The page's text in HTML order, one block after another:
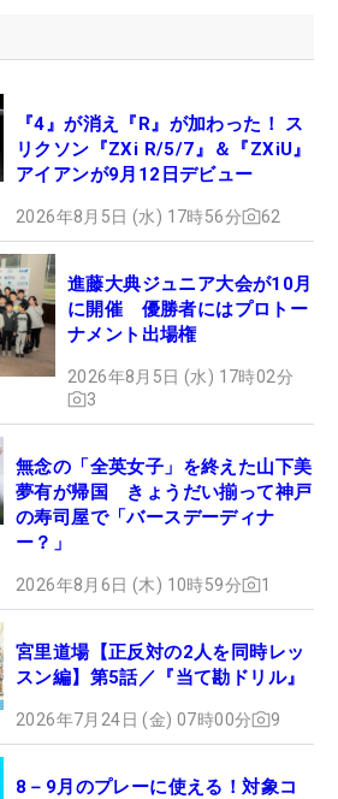
『4』が消え『R』が加わった！ ス
リクソン『ZXi R/5/7』＆『ZXiU』
アイアンが9月12日デビュー
2026年8月5日 (水) 17時56分 62
進藤大典ジュニア大会が10月
に開催 優勝者にはプロトー
ナメント出場権
2026年8月5日 (水) 17時02分
3
無念の「全英女子」を終えた山下美
夢有が帰国 きょうだい揃って神戸
の寿司屋で「バースデーディナ
ー？」
2026年8月6日 (木) 10時59分 1
宮里道場【正反対の2人を同時レッ
スン編】第5話／『当て勘ドリル』
2026年7月24日 (金) 07時00分 9
8－9月のプレーに使える！対象コ